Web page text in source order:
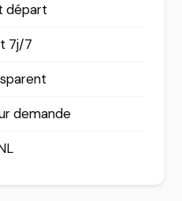
départ
7j/7
demande